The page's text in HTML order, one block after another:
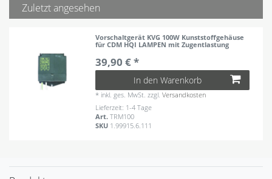
Zuletzt angesehen
Vorschaltgerät KVG 100W Kunststoffgehäuse
für CDM HQI LAMPEN mit Zugentlastung
39,90 € *
In den Warenkorb
* inkl. ges. MwSt. zzgl.Versandkosten
Lieferzeit: 1-4 Tage
Art.TRM100
SKU 1.99915.6.111